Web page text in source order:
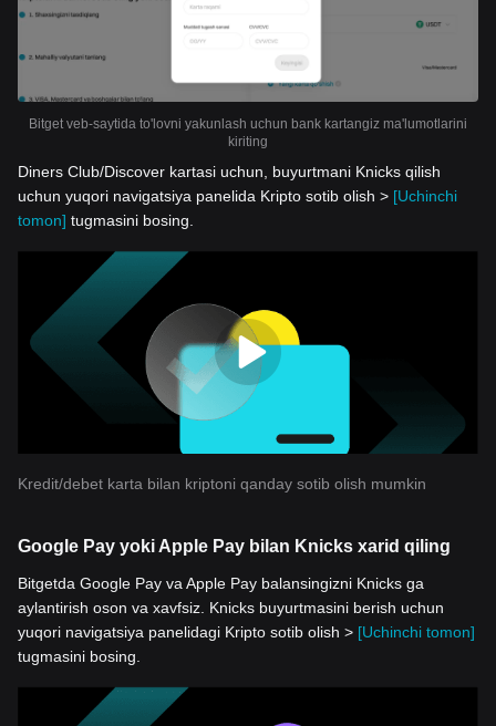
Bitget veb-saytida to'lovni yakunlash uchun bank kartangiz ma'lumotlarini
kiriting
Diners Club/Discover kartasi uchun, buyurtmani Knicks qilish
uchun yuqori navigatsiya panelida Kripto sotib olish > [Uchinchi
tomon] tugmasini bosing.
Kredit/debet karta bilan kriptoni qanday sotib olish mumkin
Google Pay yoki Apple Pay bilan Knicks xarid qiling
Bitgetda Google Pay va Apple Pay balansingizni Knicks ga
aylantirish oson va xavfsiz. Knicks buyurtmasini berish uchun
yuqori navigatsiya panelidagi Kripto sotib olish > [Uchinchi tomon]
tugmasini bosing.